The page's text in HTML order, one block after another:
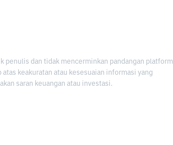
penulis dan tidak mencerminkan pandangan platform
keakuratan atau kesesuaian informasi yang
saran keuangan atau investasi.